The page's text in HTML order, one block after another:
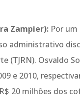
Zampier): Por um
administrativo
(TJRN). Osvaldo
e 2010,
20 milhões dos